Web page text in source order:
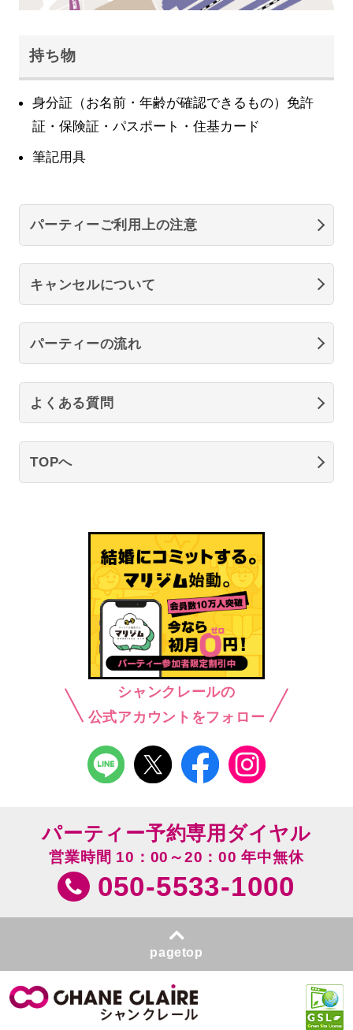
持ち物
身分証（お名前・年齢が確認できるもの）免許
証・保険証・パスポート・住基カード
筆記用具
パーティーご利用上の注意
キャンセルについて
パーティーの流れ
よくある質問
TOPへ
シャンクレールの
公式アカウントをフォロー
パーティー予約専用ダイヤル
営業時間 10：00～20：00 年中無休
050-5533-1000
pagetop